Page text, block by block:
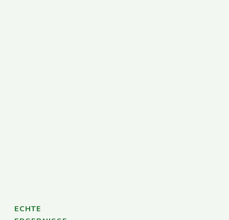
ECHTE